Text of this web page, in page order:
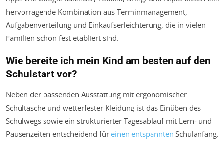
hervorragende Kombination aus Terminmanagement,
Aufgabenverteilung und Einkaufserleichterung, die in vielen
Familien schon fest etabliert sind.
Wie bereite ich mein Kind am besten auf den
Schulstart vor?
Neben der passenden Ausstattung mit ergonomischer
Schultasche und wetterfester Kleidung ist das Einüben des
Schulwegs sowie ein strukturierter Tagesablauf mit Lern- und
Pausenzeiten entscheidend für einen entspannten Schulanfang.